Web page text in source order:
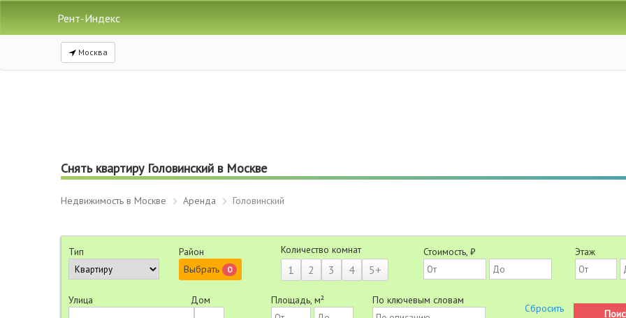
Рент-Индекс
Москва
Снять квартиру Головинский в Москве
Недвижимость в Москве Аренда Головинский
Тип
Район
Выбрать
0
Количество комнат
1 2 3 4 5+
Стоимость, ₽ Этаж
Улица Дом Площадь, м² По ключевым словам